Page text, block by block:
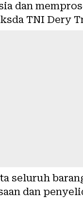
dan
TNI Dery
seluruh
dan